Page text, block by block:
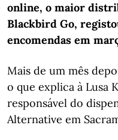
online, o maior
Blackbird Go,
encomendas em
Mais de um mês
o que explica à Lusa
responsável do
Alternative em